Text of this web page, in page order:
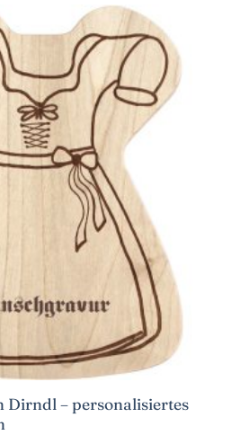
Dirndl – personalisiertes